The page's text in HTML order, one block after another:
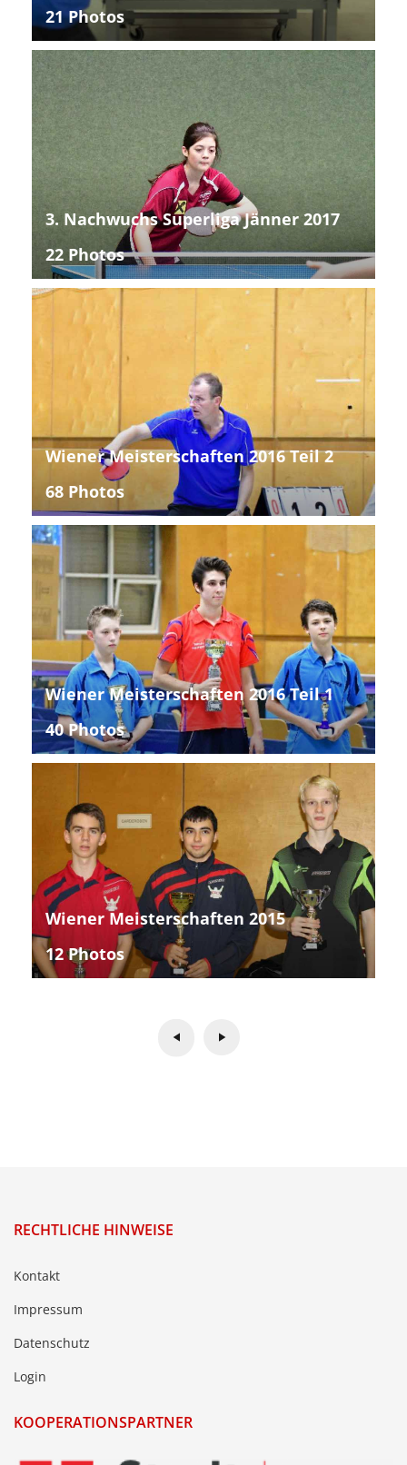
21 Photos
3. Nachwuchs Superliga Jänner 2017
22 Photos
Wiener Meisterschaften 2016 Teil 2
68 Photos
Wiener Meisterschaften 2016 Teil 1
40 Photos
Wiener Meisterschaften 2015
12 Photos
RECHTLICHE HINWEISE
Kontakt
Impressum
Datenschutz
Login
KOOPERATIONSPARTNER